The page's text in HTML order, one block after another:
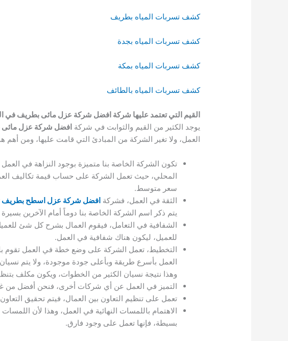
كشف تسربات المياه بطريف
كشف تسربات المياه بجدة
كشف تسربات المياه بمكة
كشف تسربات المياه بالطائف
القيم التي تعتمد عليها شركة افضل شركة عزل مائى بطريف في
يوجد الكثير من القيم والثوابت في شركةافضل شركة عزل
العمل، ولا تغير الشركة من المبادئ التي قامت عليها، ومن أهم
تكون الشركة الخاصة بنا متميزة بوجود النزاهة في
المحلي، حيث تعمل الشركة على حساب قيمة تكاليف
سعر متوسط.
الثقة في العمل، فشركةافضل شركة عزل اسطح بطريف
يتم ذكر اسم الشركة الخاصة بنا دوماً أمام الآخرين
الشفافية في التعامل، فيقوم العمال بشرح كل شئ
للعميل، ليكون هناك شفافية في العمل.
التخطيط، تعمل الشركة على وضع خطة في العمل تقوم
العمل بأسرع طريقة وبأعلى جودة موجودة، ولا يتم
وهذا نتيجة نسيان الكثير من الخطوات، ويكون مكلف
التميز في العمل عن أي شركات أخرى، فنحن أفضل من
تعمل على تنظيم التعاون بين العمال، فيتم تحقيق
الاهتمام باللمسات النهائية في العمل، وهذا لأن
بسيطة، فإنها تعمل على وجود فارق.